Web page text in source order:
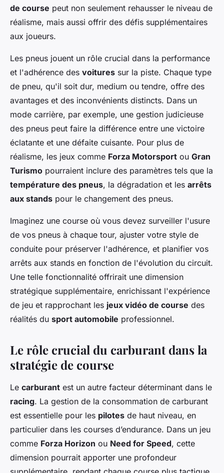
de course peut non seulement rehausser le niveau de
réalisme, mais aussi offrir des défis supplémentaires
aux joueurs.
Les pneus jouent un rôle crucial dans la performance
et l'adhérence des voitures sur la piste. Chaque type
de pneu, qu'il soit dur, medium ou tendre, offre des
avantages et des inconvénients distincts. Dans un
mode carrière, par exemple, une gestion judicieuse
des pneus peut faire la différence entre une victoire
éclatante et une défaite cuisante. Pour plus de
réalisme, les jeux comme Forza Motorsport ou Gran
Turismo pourraient inclure des paramètres tels que la
température des pneus, la dégradation et les arrêts
aux stands pour le changement des pneus.
Imaginez une course où vous devez surveiller l'usure
de vos pneus à chaque tour, ajuster votre style de
conduite pour préserver l'adhérence, et planifier vos
arrêts aux stands en fonction de l'évolution du circuit.
Une telle fonctionnalité offrirait une dimension
stratégique supplémentaire, enrichissant l'expérience
de jeu et rapprochant les jeux vidéo de course des
réalités du sport automobile professionnel.
Le rôle crucial du carburant dans la
stratégie de course
Le carburant est un autre facteur déterminant dans le
racing. La gestion de la consommation de carburant
est essentielle pour les pilotes de haut niveau, en
particulier dans les courses d’endurance. Dans un jeu
comme Forza Horizon ou Need for Speed, cette
dimension pourrait apporter une profondeur